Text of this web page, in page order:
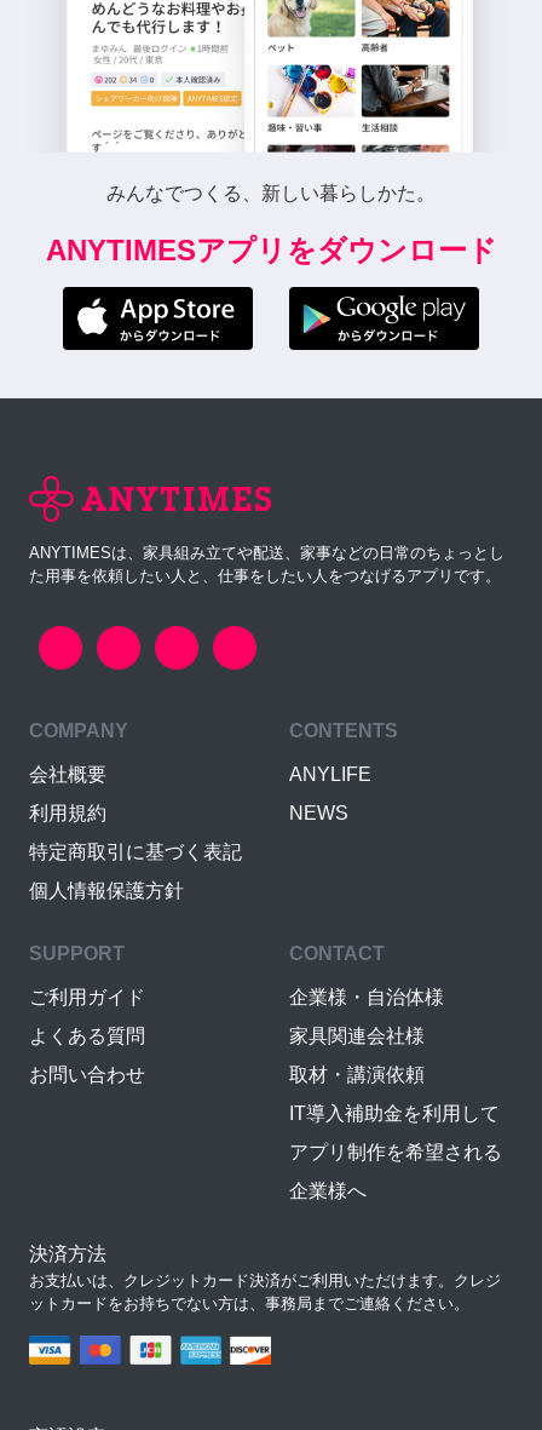
みんなでつくる、新しい暮らしかた。
ANYTIMESアプリをダウンロード
ANYTIMESは、家具組み立てや配送、家事などの日常のちょっとし
た用事を依頼したい人と、仕事をしたい人をつなげるアプリです。
COMPANY
会社概要
利用規約
特定商取引に基づく表記
個人情報保護方針
CONTENTS
ANYLIFE
NEWS
SUPPORT
ご利用ガイド
よくある質問
お問い合わせ
CONTACT
企業様・自治体様
家具関連会社様
取材・講演依頼
IT導入補助金を利用して
アプリ制作を希望される
企業様へ
決済方法
お支払いは、クレジットカード決済がご利用いただけます。クレジ
ットカードをお持ちでない方は、事務局までご連絡ください。